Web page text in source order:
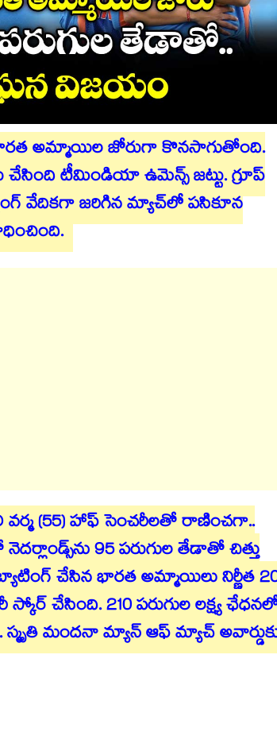
భారత అమ్మాయిల జోరుగా కొనసాగుతోంది.
టీమిండియా ఉమెన్స్ జట్టు. గ్రూప్
వేదికగా జరిగిన మ్యాచ్‌లో పసికూన
వర్మ (55) హాఫ్ సెంచరీలతో రాణించగా..
95 పరుగుల తేడాతో చిత్తు
చేసిన భారత అమ్మాయిలు నిర్ణీత
స్కోర్ చేసింది. 210 పరుగుల లక్ష్య
స్మృతి మందనా మ్యాన్ ఆఫ్ మ్యాచ్